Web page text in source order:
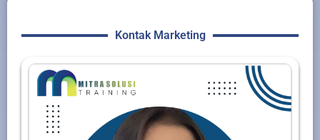
Kontak Marketing